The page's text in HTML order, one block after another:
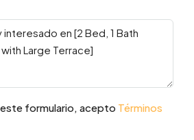
este formulario, acepto Términos